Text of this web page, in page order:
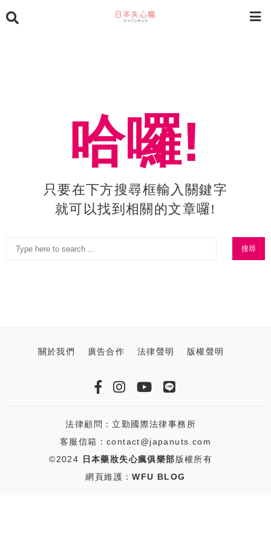
哈囉!
只要在下方搜尋框輸入關鍵字
就可以找到相關的文章囉!
關於我們 廣告合作 法律聲明 版權聲明
法律顧問：立勤國際法律事務所
客服信箱：contact@japanuts.com
©2024
日本藥妝失心瘋俱樂部版權所有
網頁維護：WFU BLOG